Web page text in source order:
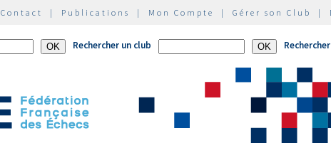
Contact | Publications | Mon Compte | Gérer son Club |
Rechercher un club